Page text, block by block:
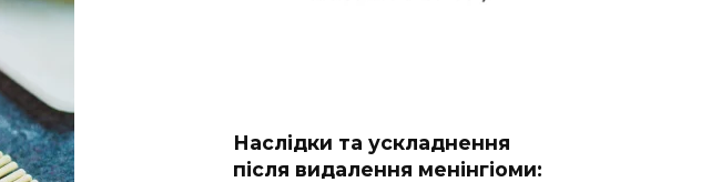
Наслідки та ускладнення
після видалення менінгіоми: